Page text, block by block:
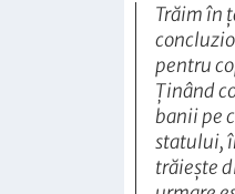
Trăim în
pentru
Ținând
banii pe
statului,
trăiește